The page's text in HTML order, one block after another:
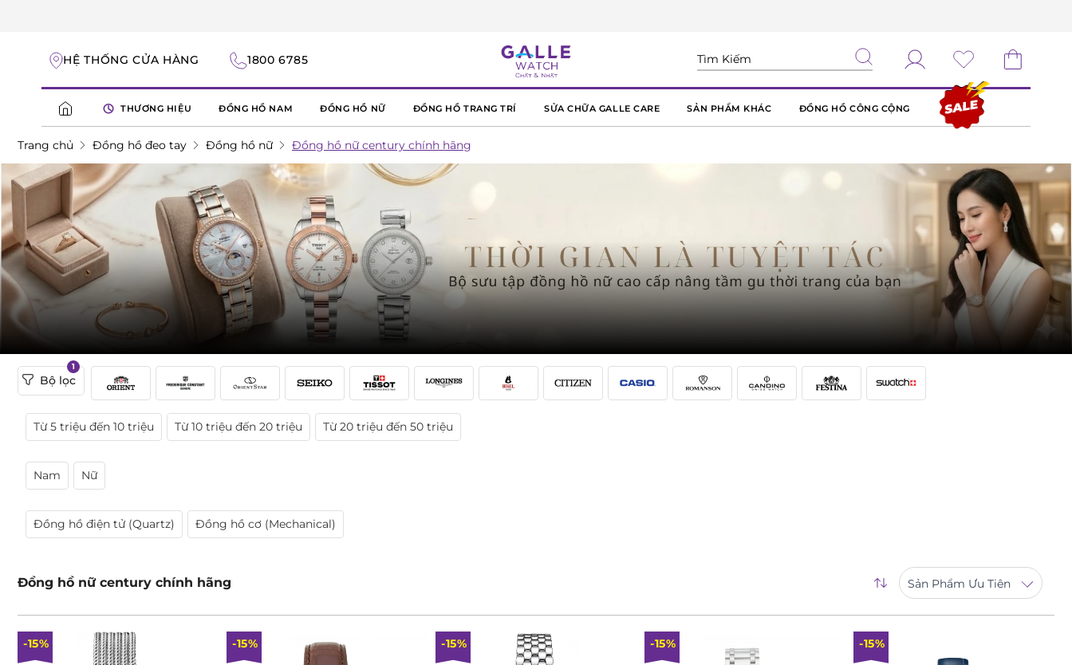
HỆ THỐNG CỬA HÀNG 1800 6785
THƯƠNG HIỆU ĐỒNG HỒ NAM ĐỒNG HỒ NỮ ĐỒNG HỒ TRANG TRÍ SỬA CHỮA GALLE CARE SẢN PHẨM KHÁC ĐỒNG HỒ CÔNG CỘNG
Trang chủ Đồng hồ đeo tay Đồng hồ nữ Đồng hồ nữ century chính hãng
Bộ lọc
1
Từ 5 triệu đến 10 triệu Từ 10 triệu đến 20 triệu Từ 20 triệu đến 50 triệu
Nam Nữ
Đồng hồ điện tử (Quartz) Đồng hồ cơ (Mechanical)
Đồng hồ nữ century chính hãng Sản Phẩm Ưu Tiên
-15% -15% -15% -15% -15%